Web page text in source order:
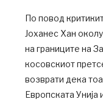
По повод
Јоханес Хан
на границите на
косовскиот
возврати дека
Европската Унија